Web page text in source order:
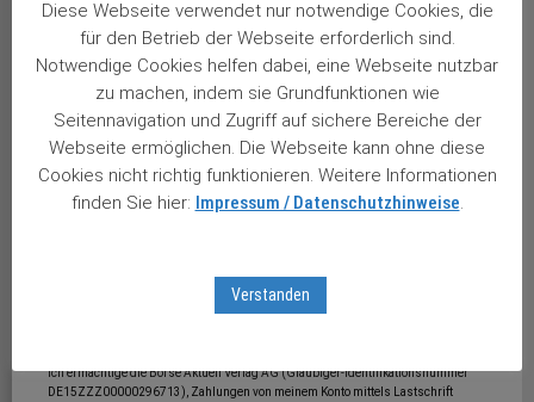
PLZ
Ort
Ich ermächtige die Börse Aktuell Verlag AG (Gläubiger-Identifikationsnummer
DE15ZZZ00000296713), Zahlungen von meinem Konto mittels Lastschrift
Diese Webseite verwendet nur notwendige Cookies, die
für den Betrieb der Webseite erforderlich sind.
Notwendige Cookies helfen dabei, eine Webseite nutzbar
zu machen, indem sie Grundfunktionen wie
Seitennavigation und Zugriff auf sichere Bereiche der
Webseite ermöglichen. Die Webseite kann ohne diese
Cookies nicht richtig funktionieren. Weitere Informationen
finden Sie hier: Impressum / Datenschutzhinweise.
Verstanden